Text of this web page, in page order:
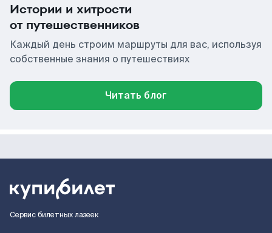
Истории и хитрости
от путешественников
Каждый день строим маршруты для вас, используя
собственные знания о путешествиях
Читать блог
Сервис билетных лазеек